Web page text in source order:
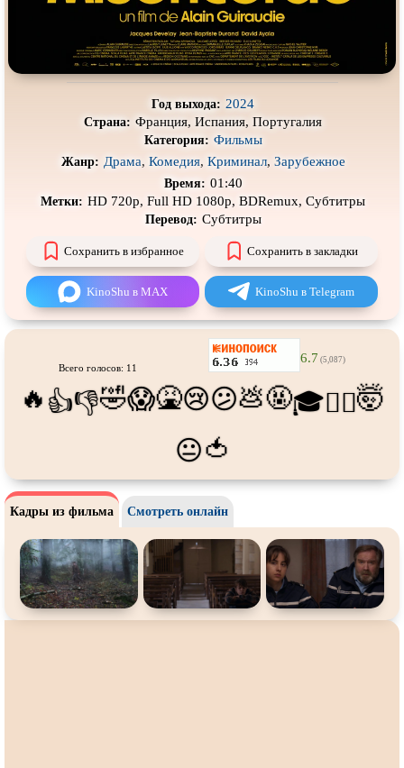
Про драконов Про животных
Про инопланетян
Про корабли и подводные
Про космос
Про маньяков и
убийц
Про оборотней
Про подростков
во времени Про роботов
Про рыцарей Про самолёты
Про собак Про снайперов
Про супергероев Про танки
Про тюрьму
Про футбол Про хакеров
Про хоккей ифигурное
катание
Про шпионов
Сверхспособности
Сцены собнажённой натурой Турецкий сериал
Чёрная комедия Экранизация
Год выхода: 2024
Страна: Франция, Испания, Португалия
Категория: Фильмы
Жанр: Драма, Комедия, Криминал, Зарубежное
Время: 01:40
Метки: HD 720p, Full HD 1080p, BDRemux, Субтитры
Перевод: Субтитры
Сохранить в избранное Сохранить в закладки
KinoShu в MAX KinoShu в Telegram
Всего голосов: 11
6.7 (5,087)
🔥 👍👎🤣😱🤮😢😕💩🤬🎓😵‍💫🤯
😐🍅
Кадры из фильма Смотреть онлайн